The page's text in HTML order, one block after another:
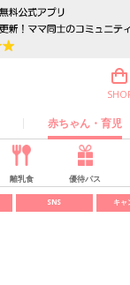
赤ちゃん・育児
離乳食 優待パス
SNS キャ